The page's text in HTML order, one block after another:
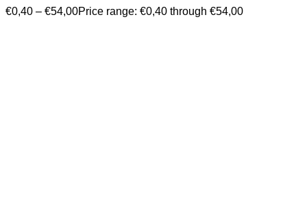
€0,40 – €54,00Price range: €0,40 through €54,00